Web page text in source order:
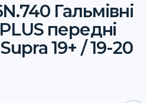
Гальмівні
передні
19+ / 19-20